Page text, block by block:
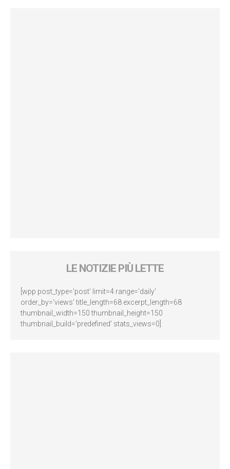
LE NOTIZIE PIÙ LETTE
[wpp post_type='post' limit=4 range='daily'
order_by='views' title_length=68 excerpt_length=68
thumbnail_width=150 thumbnail_height=150
thumbnail_build='predefined' stats_views=0]